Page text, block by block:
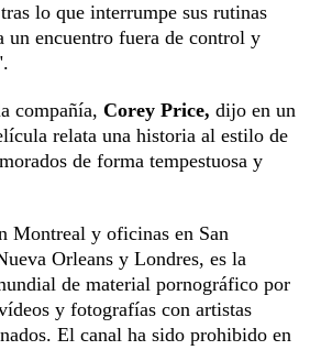
lo que interrumpe sus rutinas
un encuentro fuera de control y
compañía, Corey Price, dijo en un
relata una historia al estilo de
de forma tempestuosa y
Montreal y oficinas en San
Orleans y Londres, es la
de material pornográfico por
y fotografías con artistas
El canal ha sido prohibido en